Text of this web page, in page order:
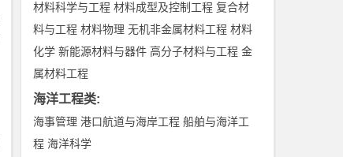
材料科学与工程 材料成型及控制工程 复合材
料与工程 材料物理 无机非金属材料工程 材料
化学 新能源材料与器件 高分子材料与工程 金
属材料工程
海洋工程类:
海事管理 港口航道与海岸工程 船舶与海洋工
程 海洋科学